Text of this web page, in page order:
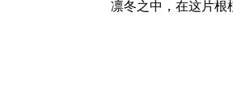
凛冬之中，在这片根